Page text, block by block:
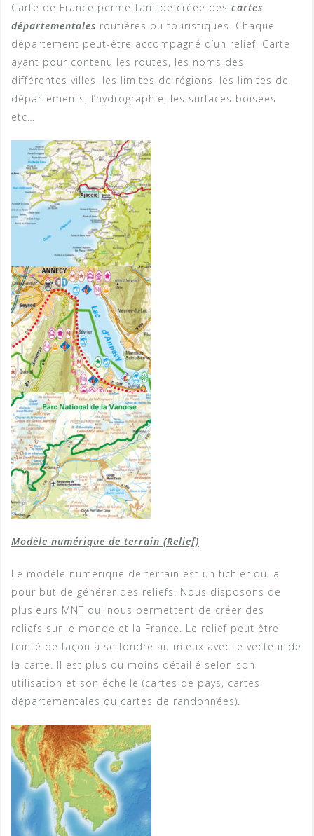
Carte de France permettant de créée des cartes
départementales routières ou touristiques. Chaque
département peut-être accompagné d’un relief. Carte
ayant pour contenu les routes, les noms des
différentes villes, les limites de régions, les limites de
départements, l’hydrographie, les surfaces boisées
etc…
Modèle numérique de terrain (Relief)
Le modèle numérique de terrain est un fichier qui a
pour but de générer des reliefs. Nous disposons de
plusieurs MNT qui nous permettent de créer des
reliefs sur le monde et la France. Le relief peut être
teinté de façon à se fondre au mieux avec le vecteur de
la carte. Il est plus ou moins détaillé selon son
utilisation et son échelle (cartes de pays, cartes
départementales ou cartes de randonnées).